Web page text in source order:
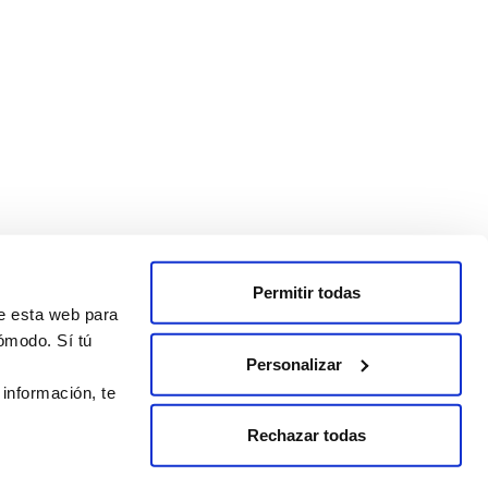
esta web para
Sí tú
te
Permitir todas
Personalizar
Rechazar todas